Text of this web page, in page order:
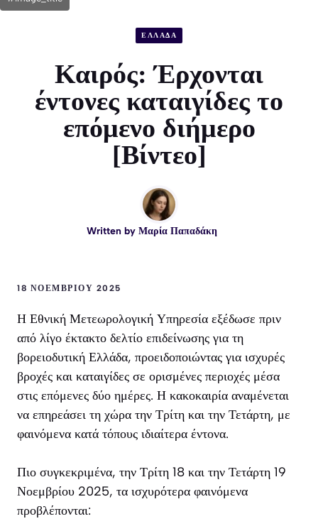
ΕΛΛΑΔΑ
Καιρός: Έρχονται
έντονες καταιγίδες το
επόμενο διήμερο
[Βίντεο]
Written by Μαρία Παπαδάκη
18 ΝΟΕΜΒΡΊΟΥ 2025
Η Εθνική Μετεωρολογική Υπηρεσία εξέδωσε πριν
από λίγο έκτακτο δελτίο επιδείνωσης για τη
βορειοδυτική Ελλάδα, προειδοποιώντας για ισχυρές
βροχές και καταιγίδες σε ορισμένες περιοχές μέσα
στις επόμενες δύο ημέρες. Η κακοκαιρία αναμένεται
να επηρεάσει τη χώρα την Τρίτη και την Τετάρτη, με
φαινόμενα κατά τόπους ιδιαίτερα έντονα.
Πιο συγκεκριμένα, την Τρίτη 18 και την Τετάρτη 19
Νοεμβρίου 2025, τα ισχυρότερα φαινόμενα
προβλέπονται: